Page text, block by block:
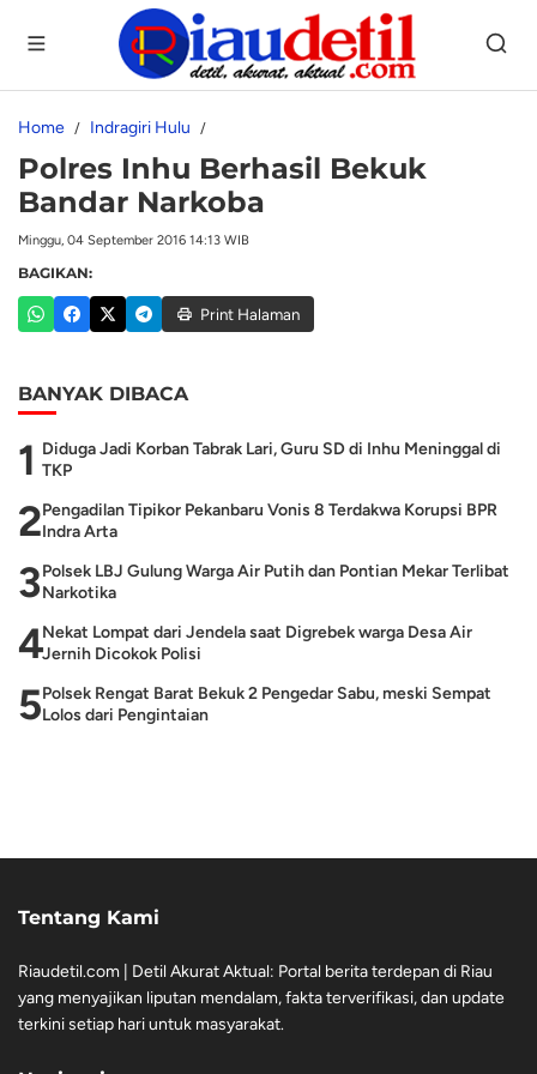
Home Indragiri Hulu
Polres Inhu Berhasil Bekuk
Bandar Narkoba
Minggu, 04 September 2016 14:13 WIB
BAGIKAN:
Print Halaman
BANYAK DIBACA
1 Diduga Jadi Korban Tabrak Lari, Guru SD di Inhu Meninggal di
TKP
2Pengadilan Tipikor Pekanbaru Vonis 8 Terdakwa Korupsi BPR
Indra Arta
3Polsek LBJ Gulung Warga Air Putih dan Pontian Mekar Terlibat
Narkotika
4Nekat Lompat dari Jendela saat Digrebek warga Desa Air
Jernih Dicokok Polisi
5Polsek Rengat Barat Bekuk 2 Pengedar Sabu, meski Sempat
Lolos dari Pengintaian
Tentang Kami
Riaudetil.com | Detil Akurat Aktual: Portal berita terdepan di Riau
yang menyajikan liputan mendalam, fakta terverifikasi, dan update
terkini setiap hari untuk masyarakat.